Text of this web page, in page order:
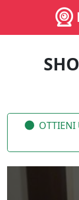
OTTIENI